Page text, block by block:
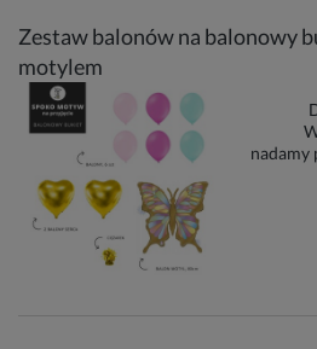
Zestaw balonów na balonowy
motylem
nadamy